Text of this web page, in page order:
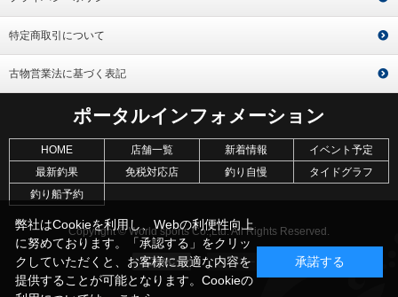
特定商取引について
古物営業法に基づく表記
ポータルインフォメーション
HOME 店舗一覧 新着情報
イベント予定
最新釣果
免税対応店 釣り自慢
タイドグラフ
釣り船予約
Copyright © World sports Co.,Ltd. All Rights Reserved.
弊社はCookieを利用し、Webの利便性向上
に努めております。「承認する」をクリッ
クしていただくと、お客様に最適な内容を
提供することが可能となります。Cookieの
承諾する